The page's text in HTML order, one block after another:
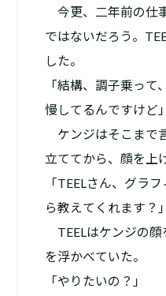
今更、二年前の仕
ではないだろう。
した。
「結構、調子乗っ
慢してるんですけど」
ケンジはそこまで
立ててから、顔を上
「TEELさん、グラ
ら教えてくれます？」
TEELはケンジの顔
を浮かべていた。
「やりたいの？」